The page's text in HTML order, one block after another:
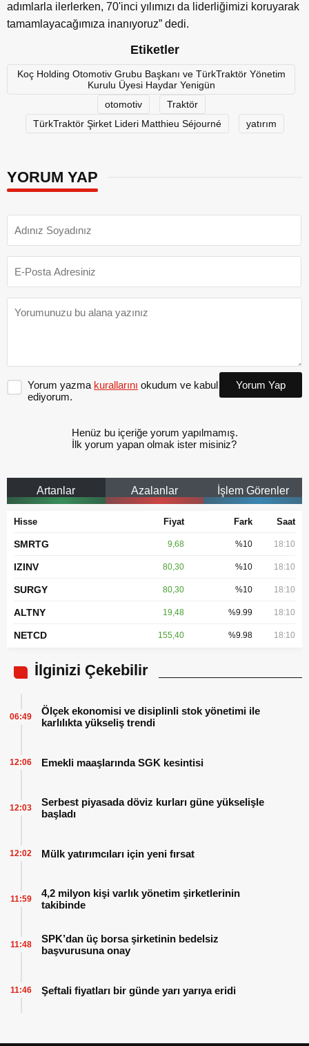
adımlarla ilerlerken, 70'inci yılımızı da liderliğimizi koruyarak
tamamlayacağımıza inanıyoruz” dedi.
Etiketler
Koç Holding Otomotiv Grubu Başkanı ve TürkTraktör Yönetim
Kurulu Üyesi Haydar Yenigün
otomotiv
Traktör
TürkTraktör Şirket Lideri Matthieu Séjourné
yatırım
YORUM YAP
Yorum yazma kurallarını okudum ve kabul
ediyorum.
Yorum Yap
Henüz bu içeriğe yorum yapılmamış.
İlk yorum yapan olmak ister misiniz?
Artanlar Azalanlar İşlem Görenler
Hisse Fiyat Fark Saat
SMRTG 9,68 %10 18:10
IZINV 80,30 %10 18:10
SURGY 80,30 %10 18:10
ALTNY 19,48 %9.99 18:10
NETCD 155,40 %9.98 18:10
İlginizi Çekebilir
Ölçek ekonomisi ve disiplinli stok yönetimi ile
karlılıkta yükseliş trendi
06:49
Emekli maaşlarında SGK kesintisi
12:06
Serbest piyasada döviz kurları güne yükselişle
başladı
12:03
Mülk yatırımcıları için yeni fırsat
12:02
4,2 milyon kişi varlık yönetim şirketlerinin
takibinde
11:59
SPK’dan üç borsa şirketinin bedelsiz
başvurusuna onay
11:48
Şeftali fiyatları bir günde yarı yarıya eridi
11:46